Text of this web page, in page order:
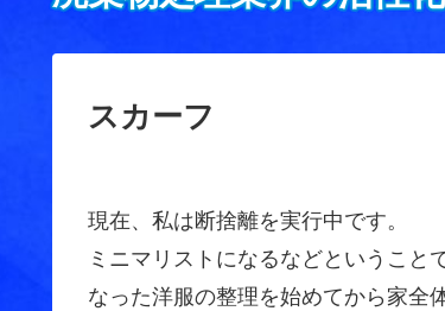
スカーフ
現在、私は断捨離を実行中です。
ミニマリストになるなどということ
なった洋服の整理を始めてから家全